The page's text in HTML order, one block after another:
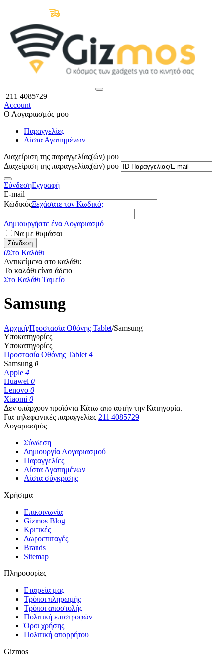
211 4085729
Account
Ο Λογαριασμός μου
Παραγγελίες
Λίστα Αγαπημένων
Διαχείριση της παραγγελίας(ών) μου
Διαχείριση της παραγγελίας(ών) μου
ΣύνδεσηΕγγραφή
E-mail
ΚώδικόςΞεχάσατε τον Κωδικό;
Δημιουργήστε ένα Λογαριασμό
Να με θυμάσαι
Σύνδεση
0Στο Καλάθι
Αντικείμενα στο καλάθι:
Το καλάθι είναι άδειο
Στο Καλάθι Ταμείο
Samsung
Αρχική/Προστασία Oθόνης Tablet/Samsung
Υποκατηγορίες
Υποκατηγορίες
Προστασία Oθόνης Tablet 4
Samsung 0
Apple 4
Huawei 0
Lenovo 0
Xiaomi 0
Δεν υπάρχουν προϊόντα Κάτω από αυτήν την Κατηγορία.
Για τηλεφωνικές παραγγελίες 211 4085729
Λογαριασμός
Σύνδεση
Δημιουργία Λογαριασμού
Παραγγελίες
Λίστα Αγαπημένων
Λίστα σύγκρισης
Χρήσιμα
Επικοινωνία
Gizmos Blog
Κριτικές
Δωροεπιταγές
Brands
Sitemap
Πληροφορίες
Εταιρεία μας
Τρόποι πληρωμής
Τρόποι αποστολής
Πολιτική επιστροφών
Όροι χρήσης
Πολιτική απορρήτου
Gizmos